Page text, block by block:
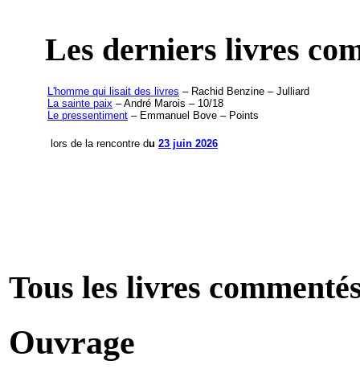
Les derniers livres
L'homme qui lisait des livres – Rachid Benzine – Julliard
La sainte paix – André Marois – 10/18
Le pressentiment – Emmanuel Bove – Points
lors de la rencontre du 23 juin 2026
Tous les livres
Ouvrage